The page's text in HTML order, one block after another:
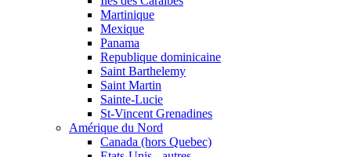
Martinique
Mexique
Panama
Republique dominicaine
Saint Barthelemy
Saint Martin
Sainte-Lucie
St-Vincent Grenadines
Amérique du Nord
Canada (hors Quebec)